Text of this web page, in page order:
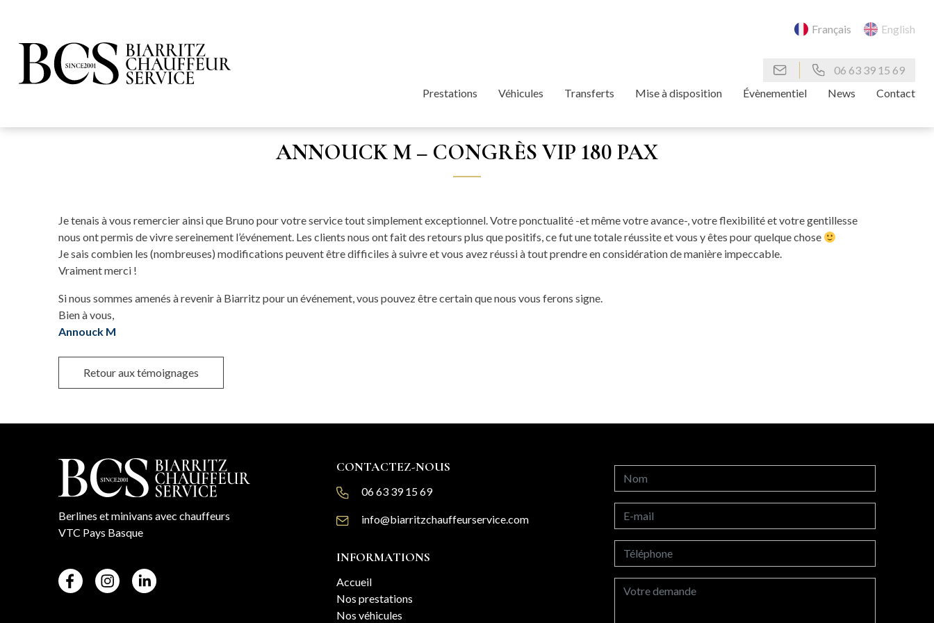
Français English
06 63 39 15 69
Prestations
Véhicules Transferts Mise à disposition Évènementiel News Contact
ANNOUCK M – CONGRÈS VIP 180 PAX
Je tenais à vous remercier ainsi que Bruno pour votre service tout simplement exceptionnel. Votre ponctualité -et même votre avance-, votre flexibilité et votre gentillesse
nous ont permis de vivre sereinement l’événement. Les clients nous ont fait des retours plus que positifs, ce fut une totale réussite et vous y êtes pour quelque chose
Je sais combien les (nombreuses) modifications peuvent être difficiles à suivre et vous avez réussi à tout prendre en considération de manière impeccable.
Vraiment merci !
Si nous sommes amenés à revenir à Biarritz pour un événement, vous pouvez être certain que nous vous ferons signe.
Bien à vous,
Annouck M
Retour aux témoignages
Berlines et minivans avec chauffeurs
VTC Pays Basque
CONTACTEZ-NOUS
06 63 39 15 69
info@biarritzchauffeurservice.com
INFORMATIONS
Accueil
Nos prestations
Nos véhicules